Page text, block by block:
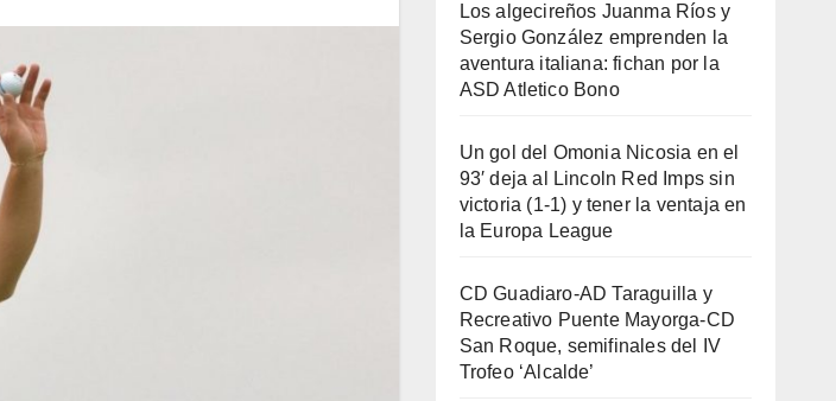
Los algecireños Juanma Ríos y
Sergio González emprenden la
aventura italiana: fichan por la
ASD Atletico Bono
Un gol del Omonia Nicosia en el
93′ deja al Lincoln Red Imps sin
victoria (1-1) y tener la ventaja en
la Europa League
CD Guadiaro-AD Taraguilla y
Recreativo Puente Mayorga-CD
San Roque, semifinales del IV
Trofeo ‘Alcalde’